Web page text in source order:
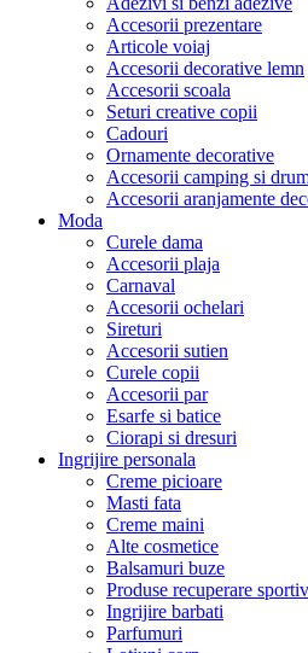
Accesorii prezentare
Articole voiaj
Accesorii decorative lemn
Accesorii scoala
Seturi creative copii
Cadouri
Ornamente decorative
Accesorii camping si
Accesorii aranjamente
Moda
Curele dama
Accesorii plaja
Carnaval
Accesorii ochelari
Sireturi
Accesorii sutien
Curele copii
Accesorii par
Esarfe si batice
Ciorapi si dresuri
Ingrijire personala
Creme picioare
Masti fata
Creme maini
Alte cosmetice
Balsamuri buze
Produse recuperare
Ingrijire barbati
Parfumuri